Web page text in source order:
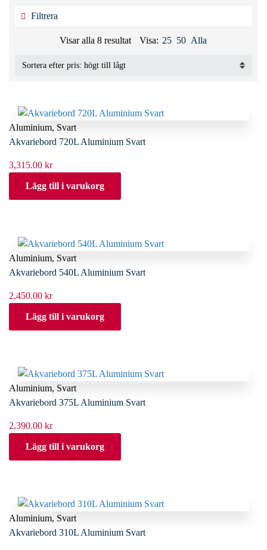
Filtrera
Visar alla 8 resultatSorterade
Visa: 25 50 Alla
Aluminium, Svart
Akvariebord 720L Aluminium Svart
3,315.00 kr
Lägg till i varukorg
Aluminium, Svart
Akvariebord 540L Aluminium Svart
2,450.00 kr
Lägg till i varukorg
Aluminium, Svart
Akvariebord 375L Aluminium Svart
2,390.00 kr
Lägg till i varukorg
Aluminium, Svart
Akvariebord 310L Aluminium Svart